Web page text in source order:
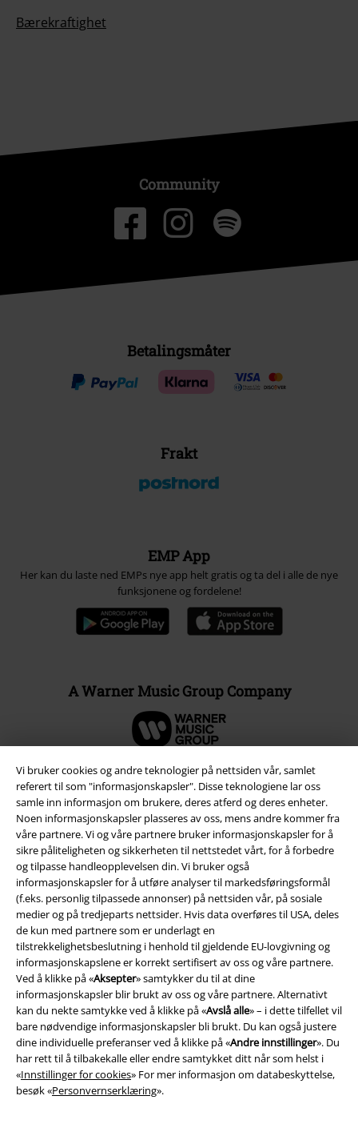
Vi bruker cookies og andre teknologier på nettsiden vår, samlet
referert til som "informasjonskapsler". Disse teknologiene lar oss
samle inn informasjon om brukere, deres atferd og deres enheter.
Noen informasjonskapsler plasseres av oss, mens andre kommer fra
våre partnere. Vi og våre partnere bruker informasjonskapsler for å
sikre påliteligheten og sikkerheten til nettstedet vårt, for å forbedre
og tilpasse handleopplevelsen din. Vi bruker også
informasjonskapsler for å utføre analyser til markedsføringsformål
(f.eks. personlig tilpassede annonser) på nettsiden vår, på sosiale
medier og på tredjeparts nettsider. Hvis data overføres til USA, deles
de kun med partnere som er underlagt en
tilstrekkelighetsbeslutning i henhold til gjeldende EU-lovgivning og
informasjonskapslene er korrekt sertifisert av oss og våre partnere.
Ved å klikke på «Aksepter» samtykker du til at dine
informasjonskapsler blir brukt av oss og våre partnere. Alternativt
kan du nekte samtykke ved å klikke på «Avslå alle» – i dette tilfellet vil
bare nødvendige informasjonskapsler bli brukt. Du kan også justere
dine individuelle preferanser ved å klikke på «Andre innstillinger». Du
har rett til å tilbakekalle eller endre samtykket ditt når som helst i
«Innstillinger for cookies» For mer informasjon om databeskyttelse,
besøk «Personvernserklæring».
Bærekraftighet
Community
Betalingsmåter
Frakt
EMP App
Her kan du laste ned EMPs nye app helt gratis og ta del i alle de nye
funksjonene og fordelene!
A Warner Music Group Company
Juridisk informasjon/Vilkår
Vilkår
Impressum
Konfidensialitetserklæring
Avfallshåndtering og miljøbeskyttelse
Samsvarserklæring